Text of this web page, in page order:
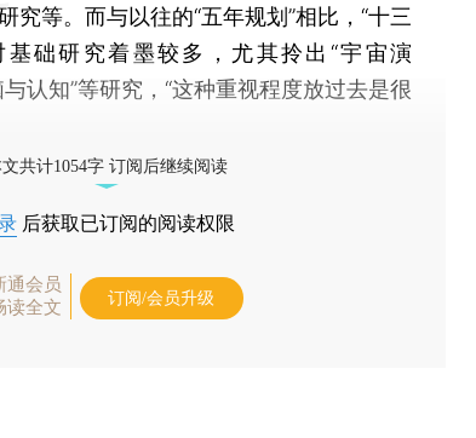
究等。而与以往的“五年规划”相比，“十三
基础研究着墨较多，尤其拎出“宇宙演
与认知”等研究，“这种重视程度放过去是很
共计1054字 订阅后继续阅读
后获取已订阅的阅读权限
通会员
读全文
订阅/会员升级